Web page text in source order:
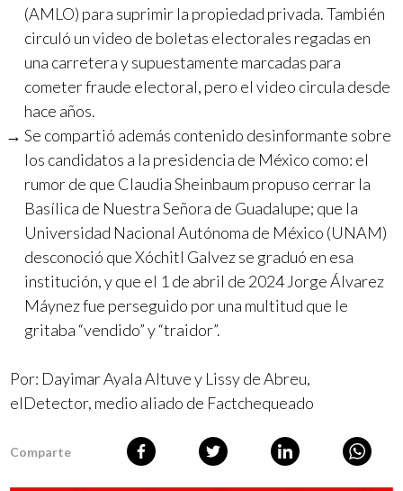
(AMLO) para suprimir la propiedad privada. También
circuló un video de boletas electorales regadas en
una carretera y supuestamente marcadas para
cometer fraude electoral, pero el video circula desde
hace años.
Se compartió además contenido desinformante sobre
los candidatos a la presidencia de México como: el
rumor de que Claudia Sheinbaum propuso cerrar la
Basílica de Nuestra Señora de Guadalupe; que la
Universidad Nacional Autónoma de México (UNAM)
desconoció que Xóchitl Galvez se graduó en esa
institución, y que el 1 de abril de 2024 Jorge Álvarez
Máynez fue perseguido por una multitud que le
gritaba “vendido” y “traidor”.
Por: Dayimar Ayala Altuvey Lissy de Abreu,
elDetector, medio aliado de Factchequeado
Comparte